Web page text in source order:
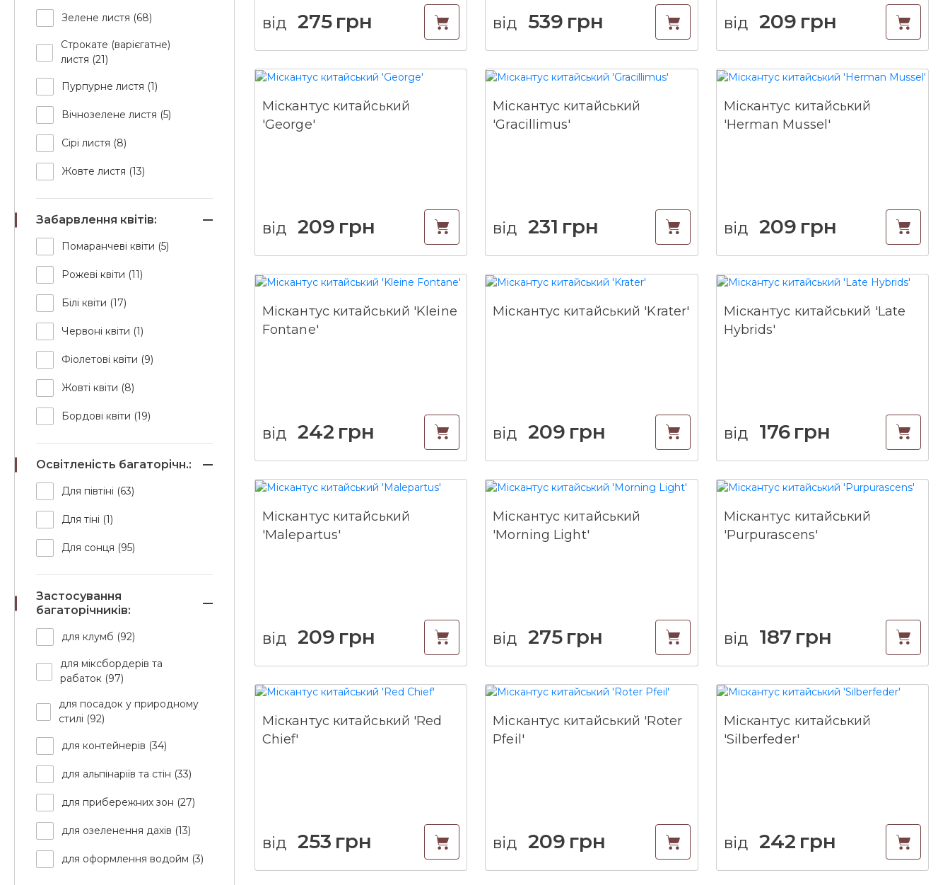
Зелене листя (68)
Строкате (варієгатне)
листя (21)
Пурпурне листя (1)
Вічнозелене листя (5)
Сірі листя (8)
Жовте листя (13)
Забарвлення квітів:
Помаранчеві квіти (5)
Рожеві квіти (11)
Білі квіти (17)
Червоні квіти (1)
Фіолетові квіти (9)
Жовті квіти (8)
Бордові квіти (19)
Освітленість багаторічн.:
Для півтіні (63)
Для тіні (1)
Для сонця (95)
Застосування
багаторічників:
для клумб (92)
для міксбордерів та
рабаток (97)
для посадок у природному
стилі (92)
для контейнерів (34)
для альпінаріїв та стін (33)
для прибережних зон (27)
для озеленення дахів (13)
для оформлення водойм (3)
від 275 грн від 539 грн від 209 грн
Міскантус китайський
'George'
від 209 грн
Міскантус китайський
'Gracillimus'
від 231 грн
Міскантус китайський
'Herman Mussel'
від 209 грн
Міскантус китайський 'Kleine
Fontane'
від 242 грн
Міскантус китайський 'Krater'
від 209 грн
Міскантус китайський 'Late
Hybrids'
від 176 грн
Міскантус китайський
'Malepartus'
від 209 грн
Міскантус китайський
'Morning Light'
від 275 грн
Міскантус китайський
'Purpurascens'
від 187 грн
Міскантус китайський 'Red
Chief'
від 253 грн
Міскантус китайський 'Roter
Pfeil'
від 209 грн
Міскантус китайський
'Silberfeder'
від 242 грн